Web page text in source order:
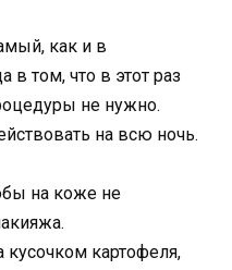
как и в
том, что в этот раз
не нужно.
на всю ночь.
на коже не
кусочком картофеля,